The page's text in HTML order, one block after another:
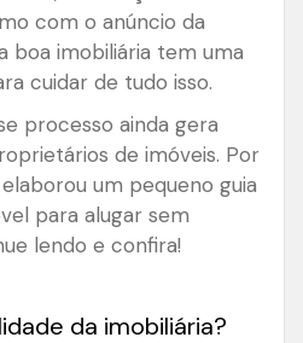
com o anúncio da
boa imobiliária tem uma
cuidar de tudo isso.
processo ainda gera
de imóveis. Por
um pequeno guia
para alugar sem
lendo e confira!
da imobiliária?